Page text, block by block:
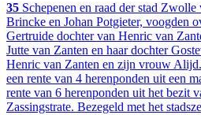
35 Schepenen en raad der stad
Brincke en Johan Potgieter, voogden
Gertruide dochter van Henric van
Jutte van Zanten en haar dochter
Henric van Zanten en zijn vrouw
een rente van 4 herenponden uit een
rente van 6 herenponden uit het bezit
Zassingstrate. Bezegeld met het